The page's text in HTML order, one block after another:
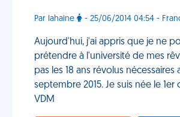
Par lahaine - 25/06/2014 04:54 -
Aujourd'hui, j'ai appris que je ne
prétendre à l'université de mes
pas les 18 ans révolus nécessaires
septembre 2015. Je suis née le 1er
VDM